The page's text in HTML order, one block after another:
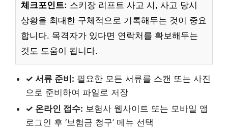
체크포인트: 스키장 리프트 사고 시, 사고 당시
상황을 최대한 구체적으로 기록해두는 것이 중요
합니다. 목격자가 있다면 연락처를 확보해두는
것도 도움이 됩니다.
✓ 서류 준비: 필요한 모든 서류를 스캔 또는 사진
으로 준비하여 파일로 저장
✓ 온라인 접수: 보험사 웹사이트 또는 모바일 앱
로그인 후 ‘보험금 청구’ 메뉴 선택